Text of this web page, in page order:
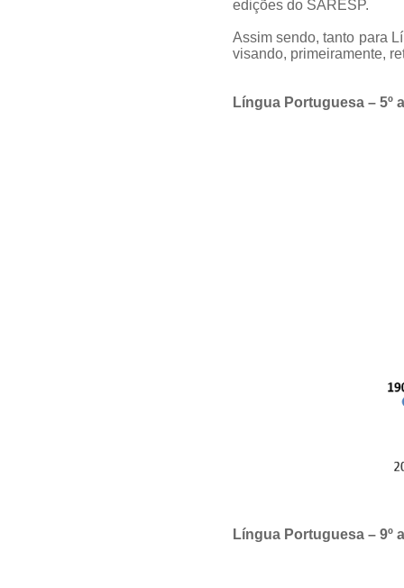
edições do SARESP.
Assim sendo, tanto para
visando, primeiramente,
Língua Portuguesa – 5º
Língua Portuguesa – 9º